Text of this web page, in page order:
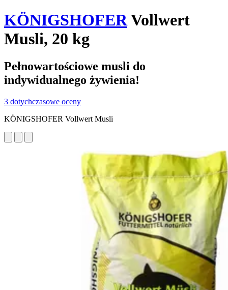
KÖNIGSHOFERVollwert
Musli, 20 kg
Pełnowartościowe musli do
indywidualnego żywienia!
3 dotychczasowe oceny
KÖNIGSHOFER Vollwert Musli